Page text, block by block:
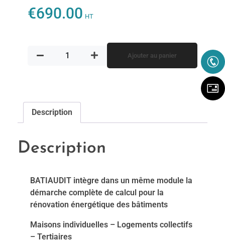
€690.00 HT
Ajouter au panier
Description
Description
BATIAUDIT intègre dans un même module la
démarche complète de calcul pour la
rénovation énergétique des bâtiments
Maisons individuelles – Logements collectifs
– Tertiaires